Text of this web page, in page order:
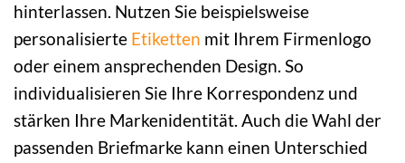
hinterlassen. Nutzen Sie beispielsweise
personalisierte Etiketten mit Ihrem Firmenlogo
oder einem ansprechenden Design. So
individualisieren Sie Ihre Korrespondenz und
stärken Ihre Markenidentität. Auch die Wahl der
passenden Briefmarke kann einen Unterschied